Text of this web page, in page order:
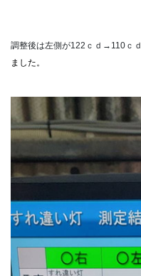
調整後は左側が122ｃｄ→110ｃｄ
ました。